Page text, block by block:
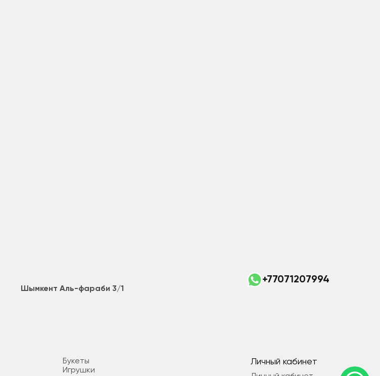
Шымкент Аль-фараби 3/1
+77071207994
Букеты
Игрушки
Личный кабинет